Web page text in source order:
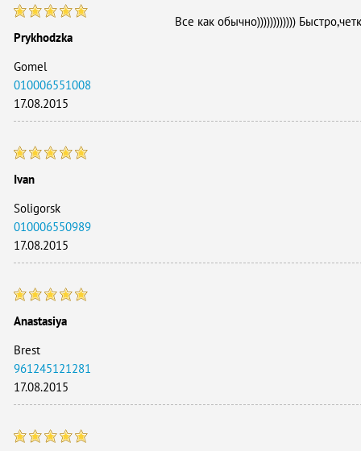
Prykhodzka
Gomel
010006551008
17.08.2015
Все как обычно))))))))))))
Ivan
Soligorsk
010006550989
17.08.2015
Anastasiya
Brest
961245121281
17.08.2015